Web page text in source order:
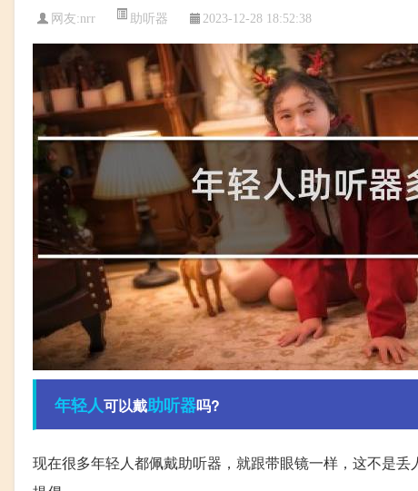
网友:nrr 助听器 2023-12-28 18:52:38
年轻人可以戴助听器吗?
现在很多年轻人都佩戴助听器，就跟带眼镜一样，这不是